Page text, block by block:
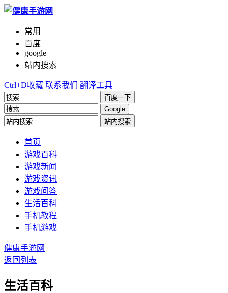
常用
百度
google
站内搜索
Ctrl+D收藏 联系我们 翻译工具
百度一下
Google
站内搜索
首页
游戏百科
游戏新闻
游戏资讯
游戏问答
生活百科
手机教程
手机游戏
健康手游网
返回列表
生活百科